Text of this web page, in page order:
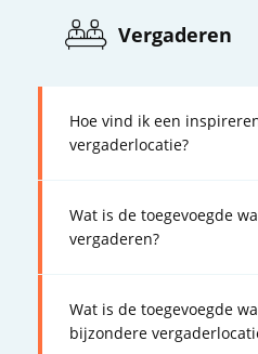
Vergaderen
Hoe vind ik een
vergaderlocatie?
Wat is de toegevoegde
vergaderen?
Wat is de toegevoegde
bijzondere